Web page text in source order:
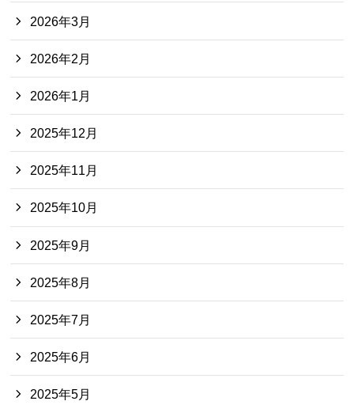
2026年3月
2026年2月
2026年1月
2025年12月
2025年11月
2025年10月
2025年9月
2025年8月
2025年7月
2025年6月
2025年5月